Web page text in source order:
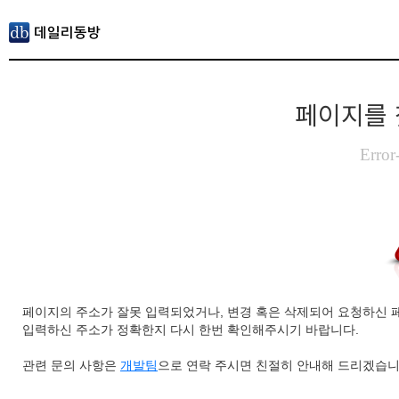
페이지를
페이지의 주소가 잘못 입력되었거나, 변경 혹은 삭제되어 요청하신
입력하신 주소가 정확한지 다시 한번 확인해주시기 바랍니다.
관련 문의 사항은 개발팀 으로 연락 주시면 친절히 안내해 드리겠습